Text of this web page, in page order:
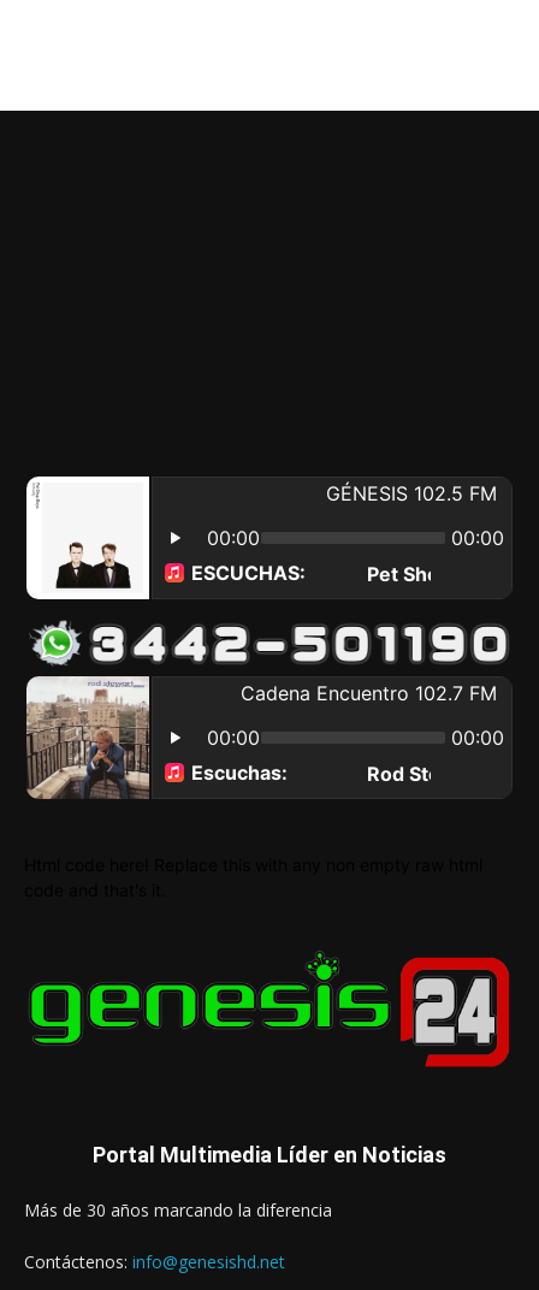
Portal Multimedia Líder en Noticias
Más de 30 años marcando la diferencia
Contáctenos: info@genesishd.net